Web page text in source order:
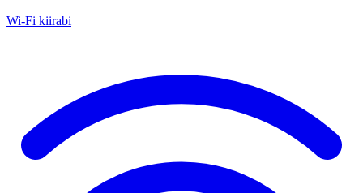
Wi-Fi kiirabi